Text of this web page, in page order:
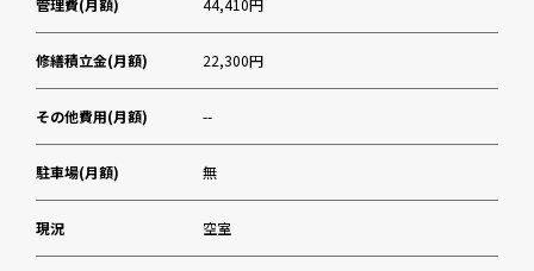
修繕積立金(月額) 22,300円
その他費用(月額) --
駐車場(月額) 無
現況 空室